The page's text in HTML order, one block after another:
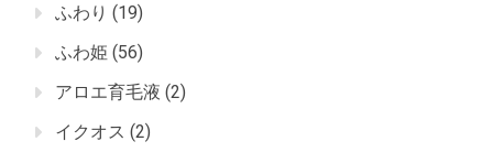
ふわり (19)
ふわ姫 (56)
アロエ育毛液 (2)
イクオス (2)